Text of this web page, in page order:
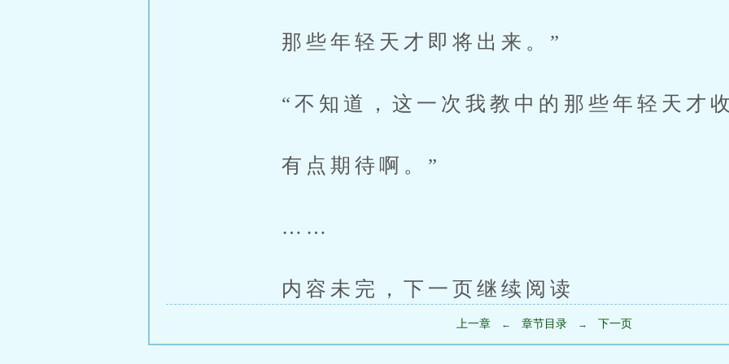
那些年轻天才即将出来。”
“不知道，这一次我教中的那些年轻天才
有点期待啊。”
……
内容未完，下一页继续阅读
上一章 ← 章节目录 → 下一页